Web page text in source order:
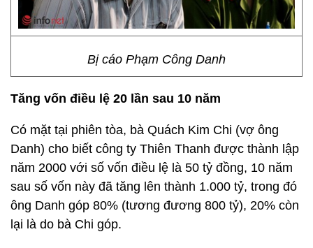
Bị cáo Phạm Công Danh
Tăng vốn điều lệ 20 lần sau 10 năm
Có mặt tại phiên tòa, bà Quách Kim Chi (vợ ông
Danh) cho biết công ty Thiên Thanh được thành lập
năm 2000 với số vốn điều lệ là 50 tỷ đồng, 10 năm
sau số vốn này đã tăng lên thành 1.000 tỷ, trong đó
ông Danh góp 80% (tương đương 800 tỷ), 20% còn
lại là do bà Chi góp.